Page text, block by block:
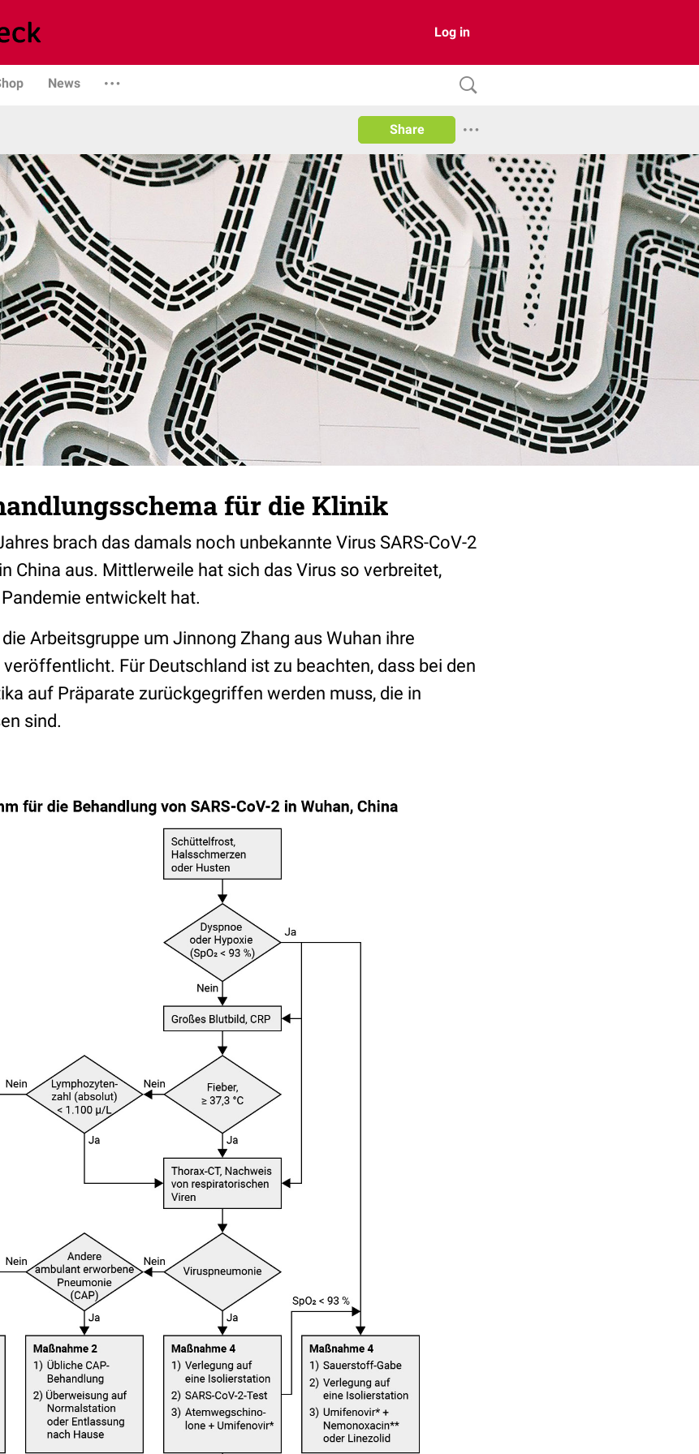
Log in
News
Share
für die Klinik
brach das damals noch unbekannte Virus SARS-CoV-2
China aus. Mittlerweile hat sich das Virus so verbreitet,
entwickelt hat.
Arbeitsgruppe um Jinnong Zhang aus Wuhan ihre
veröffentlicht. Für Deutschland ist zu beachten, dass bei den
auf Präparate zurückgegriffen werden muss, die in
sind.